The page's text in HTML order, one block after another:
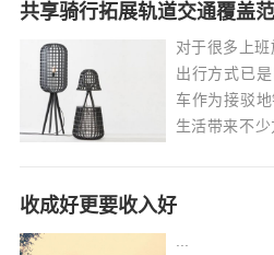
3500多公里
网联终端车
共享骑行拓展轨道交通覆盖
对于很多上班
出行方式已
车作为接驳
生活带来不
高的城市，周
收成好更要收入好